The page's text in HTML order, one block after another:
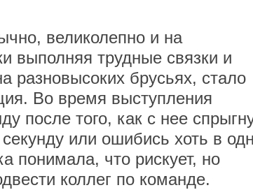
великолепно и на
выполняя трудные связки и
разновысоких брусьях, стало
Во время выступления
после того, как с нее
или ошибись хоть в
понимала, что рискует, но
коллег по команде.